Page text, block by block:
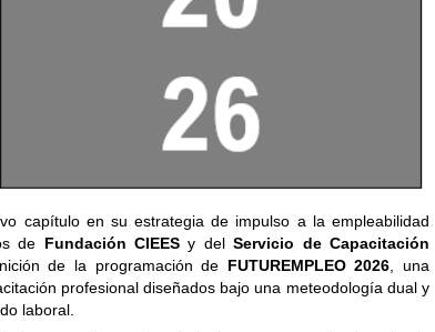
capítulo en su estrategia de impulso a la empleabilidad
de Fundación CIEESy delServicio de Capacitación
de la programación de FUTUREMPLEO 2026 , una
profesional diseñados bajo una meteodología dual y
laboral.